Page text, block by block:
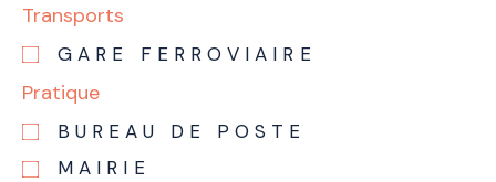
Transports
GARE FERROVIAIRE
Pratique
BUREAU DE POSTE
MAIRIE